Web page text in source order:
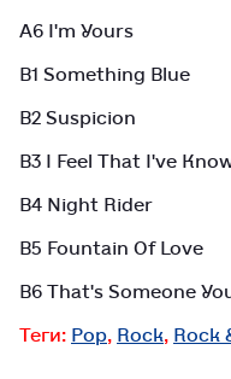
A6 I'm Yours
B1 Something Blue
B2 Suspicion
B3 I Feel That I've
B4 Night Rider
B5 Fountain Of Love
B6 That's Someone
Теги:Pop Rock Rock